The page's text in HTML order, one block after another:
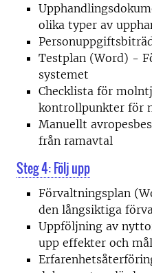
olika typer av
Testplan (Word) -
systemet
Checklista för
kontrollpunkter för
Manuellt
från ramavtal
Steg 4: Följ upp
Förvaltningsplan
den långsiktiga
Uppföljning av
upp effekter och